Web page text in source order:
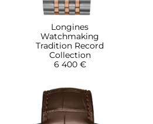
Longines
Watchmaking
Tradition Record
Collection
6 400 €